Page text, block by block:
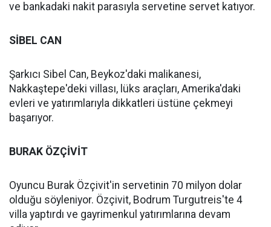
ve bankadaki nakit parasıyla servetine servet katıyor.
SİBEL CAN
Şarkıcı Sibel Can, Beykoz'daki malikanesi,
Nakkaştepe'deki villası, lüks araçları, Amerika'daki
evleri ve yatırımlarıyla dikkatleri üstüne çekmeyi
başarıyor.
BURAK ÖZÇİVİT
Oyuncu Burak Özçivit'in servetinin 70 milyon dolar
olduğu söyleniyor. Özçivit, Bodrum Turgutreis'te 4
villa yaptırdı ve gayrimenkul yatırımlarına devam